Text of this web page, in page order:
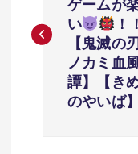
ナ
ゲームが
い
！！
【鬼滅の
ノカミ血
譚】【き
のやいば】